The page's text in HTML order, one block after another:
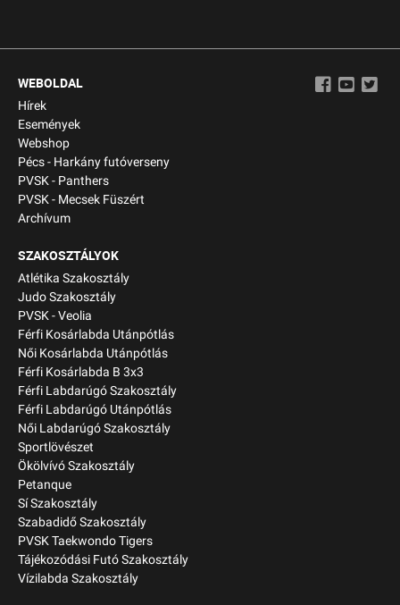
WEBOLDAL
Hírek
Események
Webshop
Pécs - Harkány futóverseny
PVSK - Panthers
PVSK - Mecsek Füszért
Archívum
SZAKOSZTÁLYOK
Atlétika Szakosztály
Judo Szakosztály
PVSK - Veolia
Férfi Kosárlabda Utánpótlás
Női Kosárlabda Utánpótlás
Férfi Kosárlabda B 3x3
Férfi Labdarúgó Szakosztály
Férfi Labdarúgó Utánpótlás
Női Labdarúgó Szakosztály
Sportlövészet
Ökölvívó Szakosztály
Petanque
Sí Szakosztály
Szabadidő Szakosztály
PVSK Taekwondo Tigers
Tájékozódási Futó Szakosztály
Vízilabda Szakosztály